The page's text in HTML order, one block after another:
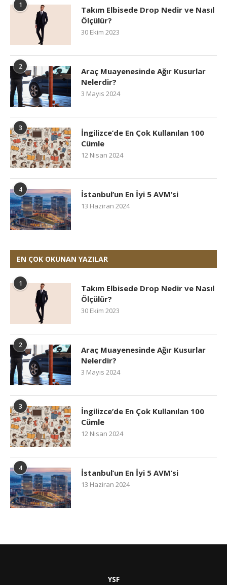
1
Takım Elbisede Drop Nedir ve Nasıl
Ölçülür?
30 Ekim 2023
2
Araç Muayenesinde Ağır Kusurlar
Nelerdir?
3 Mayıs 2024
3
İngilizce’de En Çok Kullanılan 100
Cümle
12 Nisan 2024
4 İstanbul’un En İyi 5 AVM’si
13 Haziran 2024
EN ÇOK OKUNAN YAZILAR
1
Takım Elbisede Drop Nedir ve Nasıl
Ölçülür?
30 Ekim 2023
2
Araç Muayenesinde Ağır Kusurlar
Nelerdir?
3 Mayıs 2024
3
İngilizce’de En Çok Kullanılan 100
Cümle
12 Nisan 2024
4 İstanbul’un En İyi 5 AVM’si
13 Haziran 2024
YSF